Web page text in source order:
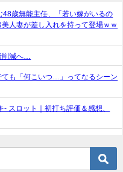
歳無能主任、「若い嫁がいるの
人妻が差し入れを持って登場ｗｗ
減へ…
ても「何こいつ…」ってなるシーン
スロット｜初打ち評価＆感想、